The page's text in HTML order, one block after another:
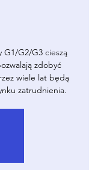
G2/G3 cieszą
zdobyć
wiele lat będą
zatrudnienia.